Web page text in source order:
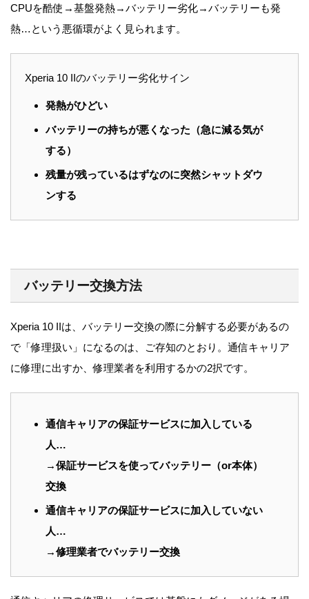
CPUを酷使→基盤発熱→バッテリー劣化→バッテリーも発
熱…という悪循環がよく見られます。
Xperia 10 IIのバッテリー劣化サイン
発熱がひどい
バッテリーの持ちが悪くなった（急に減る気が
する）
残量が残っているはずなのに突然シャットダウ
ンする
バッテリー交換方法
Xperia 10 IIは、バッテリー交換の際に分解する必要があるの
で「修理扱い」になるのは、ご存知のとおり。通信キャリア
に修理に出すか、修理業者を利用するかの2択です。
通信キャリアの保証サービスに加入している
人…
→保証サービスを使ってバッテリー（or本体）
交換
通信キャリアの保証サービスに加入していない
人…
→修理業者でバッテリー交換